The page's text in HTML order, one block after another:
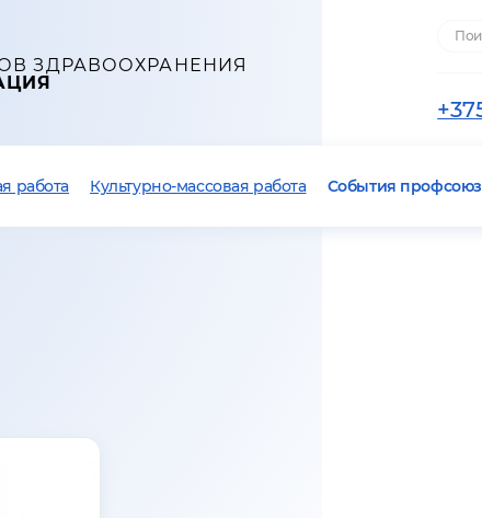
ЗДРАВООХРАНЕНИЯ
работа Культурно-массовая работа События